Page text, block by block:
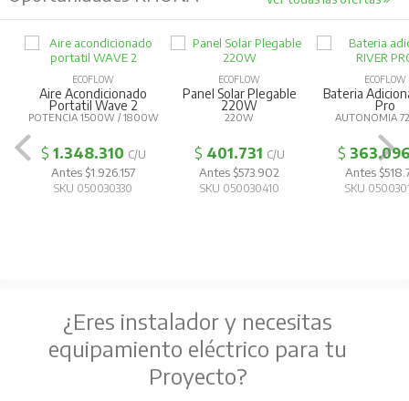
ECOFLOW
Aire Acondicionado
Portatil Wave 2
POTENCIA 1500W / 1800W
$ 1.348.310 C/U
Antes $1.926.157
SKU 050030330
ECOFLOW
Panel Solar Plegable
220W
220W
$ 401.731 C/U
Antes $573.902
SKU 050030410
ECOFLOW
Bateria
Pro
AUTONOMIA
$
Antes
SKU
¿Eres instalador y necesitas
equipamiento eléctrico para tu
Proyecto?